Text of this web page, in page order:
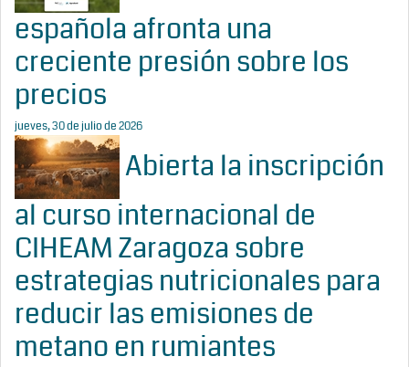
española afronta una
creciente presión sobre los
precios
jueves, 30 de julio de 2026
Abierta la inscripción
al curso internacional de
CIHEAM Zaragoza sobre
estrategias nutricionales para
reducir las emisiones de
metano en rumiantes